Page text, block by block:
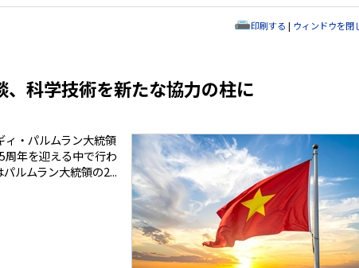
印刷する | ウィンドウを閉
科学技術を新たな協力の柱に
・パルムラン大統領
周年を迎える中で行わ
ルムラン大統領の2...